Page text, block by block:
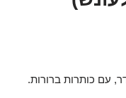
עם כותרות ברורות.